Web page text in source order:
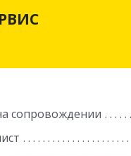
сопровождении